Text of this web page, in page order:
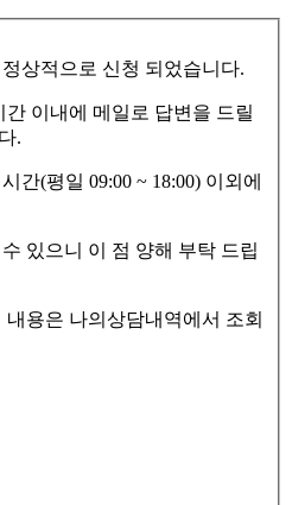
상적으로 신청 되었습니다.
간 이내에 메일로 답변을 드릴
.
간(평일 09:00 ~ 18:00) 이외에
있으니 이 점 양해 부탁 드립
내용은 나의상담내역에서 조회